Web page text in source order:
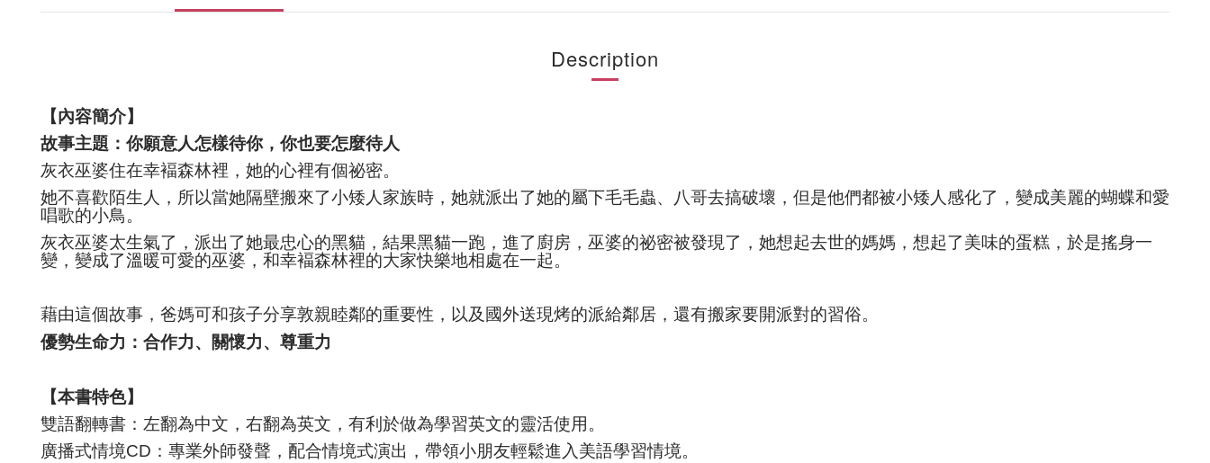
Description
【內容簡介】
故事主題：你願意人怎樣待你，你也要怎麼待人
灰衣巫婆住在幸褔森林裡，她的心裡有個祕密。
她不喜歡陌生人，所以當她隔壁搬來了小矮人家族時，她就派出了她的屬下毛毛蟲、八哥去搞破壞，但是他們都被小矮人感化了，變成美麗的蝴蝶和愛
唱歌的小鳥。
灰衣巫婆太生氣了，派出了她最忠心的黑貓，結果黑貓一跑，進了廚房，巫婆的祕密被發現了，她想起去世的媽媽，想起了美味的蛋糕，於是搖身一
變，變成了溫暖可愛的巫婆，和幸褔森林裡的大家快樂地相處在一起。
藉由這個故事，爸媽可和孩子分享敦親睦鄰的重要性，以及國外送現烤的派給鄰居，還有搬家要開派對的習俗。
優勢生命力：合作力、關懷力、尊重力
【本書特色】
雙語翻轉書：左翻為中文，右翻為英文，有利於做為學習英文的靈活使用。
廣播式情境CD ：專業外師發聲，配合情境式演出，帶領小朋友輕鬆進入美語學習情境。